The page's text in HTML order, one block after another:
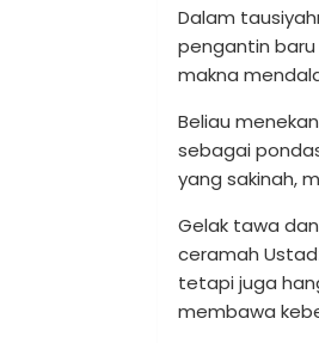
Dalam
pengantin
makna
Beliau
sebagai
yang sakinah,
Gelak tawa
ceramah
tetapi juga
membawa